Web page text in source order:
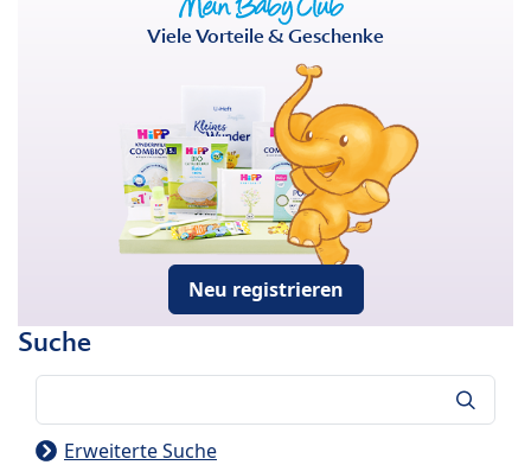
Viele Vorteile & Geschenke
Neu registrieren
Suche
Erweiterte Suche